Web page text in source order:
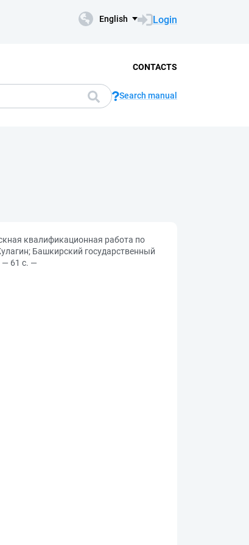
English Login
CONTACTS
Search manual
квалификационная работа по
Башкирский государственный
— 61 с. —